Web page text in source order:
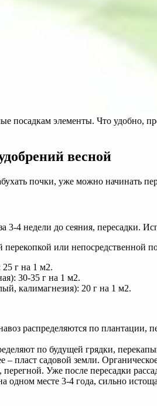
посадкам элементы. Что удобно,
весной
почки, уже можно начинать
3-4 недели до сеяния, пересадки.
или непосредственной
г на 1 м2.
30-35 г на 1 м2.
калимагнезия): 20 г на 1 м2.
распределяются по плантации,
по будущей грядки,
пласт садовой земли.
Уже после пересадки
одном месте 3-4 года, сильно